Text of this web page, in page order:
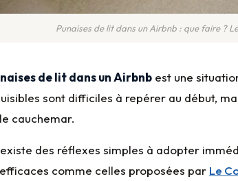
Punaises de lit dans un Airbnb : que faire ?
de lit dans un Airbnb est une
sont difficiles à repérer au début,
cauchemar.
des réflexes simples à adopter
comme celles proposées par Le